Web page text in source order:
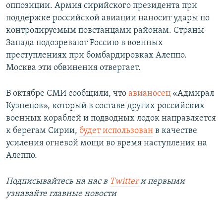
оппозиции. Армия сирийского президента при
поддержке российской авиации наносит удары по
контролируемым повстанцами районам. Страны
Запада подозревают Россию в военных
преступлениях при бомбардировках Алеппо.
Москва эти обвинения отвергает.
В октябре СМИ сообщили, что авианосец «Адмирал
Кузнецов», который в составе других российских
военных кораблей и подводных лодок направляется
к берегам Сирии, будет использован в качестве
усиления огневой мощи во время наступления на
Алеппо.
Подписывайтесь на наc в Twitterи первыми
узнавайте главные новости